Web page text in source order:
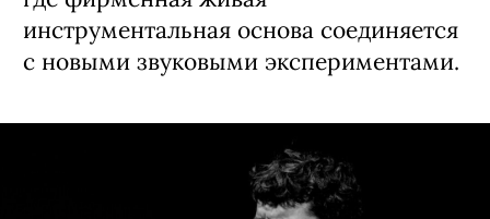
ждет кинематографичная программа,
где фирменная живая
с новыми звуковыми экспериментами.